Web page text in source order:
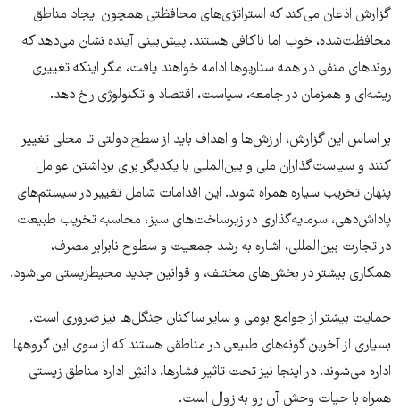
گزارش اذعان می‌کند که استراتژی‌های محافظتی همچون ایجاد مناطق
محافظت‌شده، خوب اما ناکافی هستند. پیش‌بینی آینده نشان می‌دهد که
روندهای منفی در همه سناریوها ادامه خواهند یافت، مگر اینکه تغییری
ریشه‌ای و همزمان در جامعه، سیاست، اقتصاد و تکنولوژی رخ دهد.
بر اساس این گزارش، ارزش‌ها و اهداف باید از سطح دولتی تا محلی تغییر
کنند و سیاست‌گذاران ملی و بین‌المللی با یکدیگر برای برداشتن عوامل
پنهان تخریب سیاره همراه شوند. این اقدامات شامل تغییر در سیستم‌های
پاداش‌دهی، سرمایه‌گذاری در زیرساخت‌های سبز، محاسبه تخریب طبیعت
در تجارت بین‌المللی، اشاره به رشد جمعیت و سطوح نابرابر مصرف،
همکاری بیشتر در بخش‌های مختلف، و قوانین جدید محیط‌زیستی می‌شود.
حمایت بیشتر از جوامع بومی و سایر ساکنان جنگل‌ها نیز ضروری است.
بسیاری از آخرین گونه‌های طبیعی در مناطقی هستند که از سوی این گروهها
اداره می‌شوند. در اینجا نیز تحت تاثیر فشارها، دانشِ اداره مناطق زیستی
همراه با حیات وحش آن رو به زوال است.